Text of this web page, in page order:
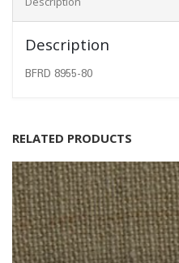
Description
BFRD 8955-80
RELATED PRODUCTS